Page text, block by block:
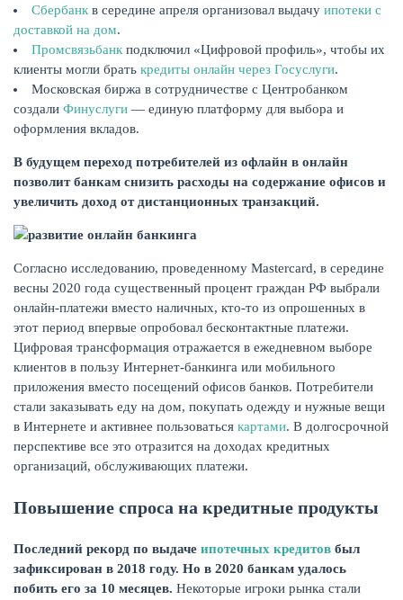
НАКОПЛЕНИЯ
РЕЙТИНГ БАНКОВ
Сбербанк в середине апреля организовал выдачу ипотеки с
доставкой на дом.
Промсвязьбанк подключил «Цифровой профиль», чтобы их
клиенты могли брать кредиты онлайн через Госуслуги.
Московская биржа в сотрудничестве с Центробанком
создали Финуслуги — единую платформу для выбора и
оформления вкладов.
В будущем переход потребителей из офлайн в онлайн
позволит банкам снизить расходы на содержание офисов и
увеличить доход от дистанционных транзакций.
Согласно исследованию, проведенному Mastercard, в середине
весны 2020 года существенный процент граждан РФ выбрали
онлайн-платежи вместо наличных, кто-то из опрошенных в
этот период впервые опробовал бесконтактные платежи.
Цифровая трансформация отражается в ежедневном выборе
клиентов в пользу Интернет-банкинга или мобильного
приложения вместо посещений офисов банков. Потребители
стали заказывать еду на дом, покупать одежду и нужные вещи
в Интернете и активнее пользоваться картами. В долгосрочной
перспективе все это отразится на доходах кредитных
организаций, обслуживающих платежи.
Повышение спроса на кредитные продукты
Последний рекорд по выдаче ипотечных кредитов был
зафиксирован в 2018 году. Но в 2020 банкам удалось
побить его за 10 месяцев. Некоторые игроки рынка стали